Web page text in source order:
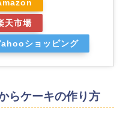
天市場
ショッピング
らケーキの作り方